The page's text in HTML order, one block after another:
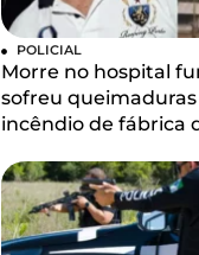
POLICIAL
Morre no hospital
sofreu
incêndio de fábrica